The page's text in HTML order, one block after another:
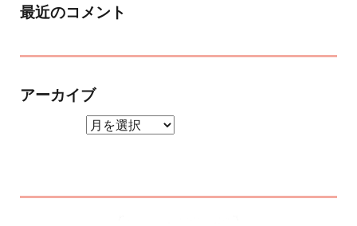
最近のコメント
アーカイブ